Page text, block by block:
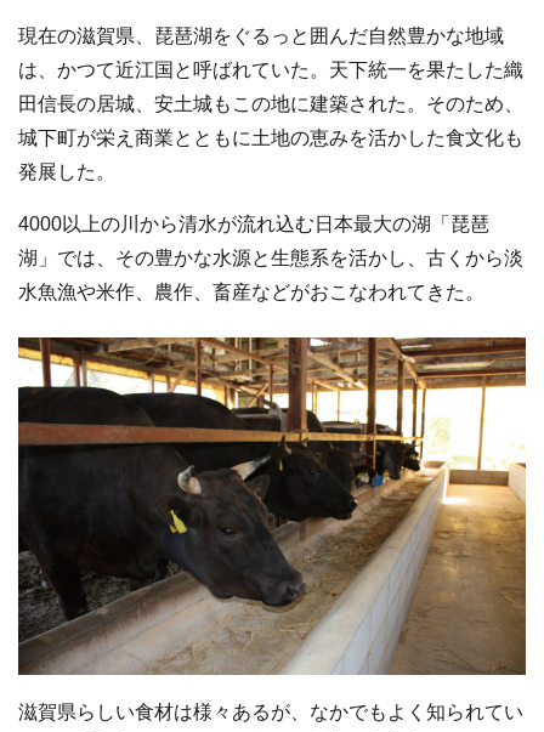
現在の滋賀県、琵琶湖をぐるっと囲んだ自然豊かな地域
は、かつて近江国と呼ばれていた。天下統一を果たした織
田信長の居城、安土城もこの地に建築された。そのため、
城下町が栄え商業とともに土地の恵みを活かした食文化も
発展した。
4000以上の川から清水が流れ込む日本最大の湖「琵琶
湖」では、その豊かな水源と生態系を活かし、古くから淡
水魚漁や米作、農作、畜産などがおこなわれてきた。
滋賀県らしい食材は様々あるが、なかでもよく知られてい